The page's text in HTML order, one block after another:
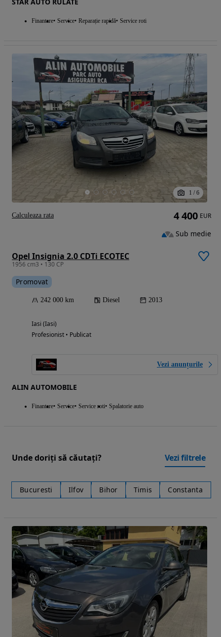
Finantare Service Reparație rapidă Service roti
1 / 6
Opel Insignia 2.0 CDTi ECOTEC
1956 cm3 • 130 CP
Promovat
242 000 km Diesel 2013
Iasi (Iasi)
Profesionist • Publicat
Vezi anunțurile
ALIN AUTOMOBILE
Finantare Service Service roti Spalatorie auto
4 400 EUR
Sub medie
Calculeaza rata
Unde doriți să căutați? Vezi filtrele
Bucuresti Ilfov Bihor Timis Constanta